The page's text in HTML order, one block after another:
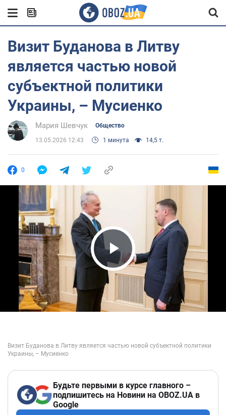
Визит Буданова в Литву
является частью новой
субъектной политики
Украины, – Мусиенко
Мария Шевчук Общество
13.05.2026 12:43 1 минута 14,5 т.
0
Play Video
Будьте первыми в курсе главного –
подпишитесь на Новини на OBOZ.UA в
Google